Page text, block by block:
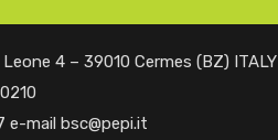
4 – 39010 Cermes (BZ) ITALY
e-mail bsc@pepi.it